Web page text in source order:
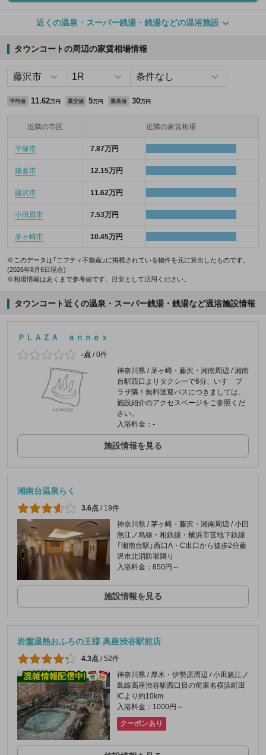
近くの温泉・スーパー銭湯・銭湯などの温浴施設
タウンコートの周辺の家賃相場情報
平均値 11.62万円 最安値 5万円 最高値 30万円
近隣の市区 近隣の家賃相場
平塚市 7.87万円
鎌倉市 12.15万円
藤沢市 11.62万円
小田原市 7.53万円
茅ヶ崎市 10.45万円
※このデータは「ニフティ不動産」に掲載されている物件を元に算出したものです。
(2026年8月6日現在)
※相場情報はあくまで参考値です。目安として活用ください。
タウンコート近くの温泉・スーパー銭湯・銭湯など温浴施設情報
ＰＬＡＺＡ ａｎｎｅｘ
-点 /0件
神奈川県 / 茅ヶ崎・藤沢・湘南周辺 / 湘南
台駅西口よりタクシーで6分、いすゞプ
ラザ隣！無料送迎バスにつきましては、
施設紹介のアクセスページをご参照くだ
さい。
入浴料金：-
施設情報を見る
湘南台温泉らく
3.6点 / 19件
神奈川県 / 茅ヶ崎・藤沢・湘南周辺 / 小田
急江ノ島線・相鉄線・横浜市営地下鉄線
「湘南台駅」西口A・C出口から徒歩2分藤
沢市北消防署隣り
入浴料金：850円～
施設情報を見る
岩盤温熱おふろの王様 高座渋谷駅前店
4.3点 /52件
神奈川県 / 厚木・伊勢原周辺 / 小田急江ノ
島線高座渋谷駅西口目の前東名横浜町田
ICより約10km
入浴料金：1000円～
クーポンあり